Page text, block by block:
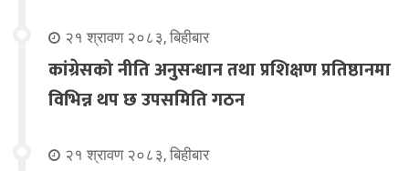
२१ श्रावण २०८३, बिहीबार
कांग्रेसको नीति अनुसन्धान तथा प्रशिक्षण प्रतिष्ठानमा
विभिन्न थप छ उपसमिति गठन
२१ श्रावण २०८३, बिहीबार